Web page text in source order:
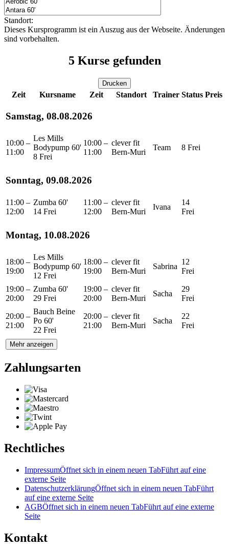
Standort:
Dieses Kursprogramm ist ein Auszug aus der Webseite. Änderungen
sind vorbehalten.
5Kurse gefunden
Drucken
Zeit Kursname Zeit Standort Trainer Status Preis
Samstag, 08.08.2026
10:00 –
11:00
Les Mills
Bodypump 60'
8 Frei
10:00 –
11:00
clever fit
Bern-Muri
Team 8 Frei
Sonntag, 09.08.2026
11:00 –
12:00
Zumba 60'
14 Frei
11:00 –
12:00
clever fit
Bern-Muri
Ivana
14
Frei
Montag, 10.08.2026
18:00 –
19:00
Les Mills
Bodypump 60'
12 Frei
18:00 –
19:00
clever fit
Bern-Muri
Sabrina
12
Frei
19:00 –
20:00
Zumba 60'
29 Frei
19:00 –
20:00
clever fit
Bern-Muri
Sacha
29
Frei
20:00 –
21:00
Bauch Beine
Po 60'
22 Frei
20:00 –
21:00
clever fit
Bern-Muri
Sacha
22
Frei
Mehr anzeigen
Zahlungsarten
Rechtliches
ImpressumÖffnet sich in einem neuen TabFührt auf eine
externe Seite
DatenschutzerklärungÖffnet sich in einem neuen TabFührt
auf eine externe Seite
AGBÖffnet sich in einem neuen TabFührt auf eine externe
Seite
Kontakt